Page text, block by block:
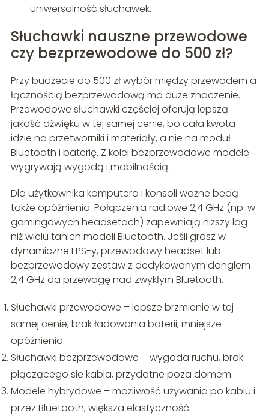
uniwersalność słuchawek.
Słuchawki nauszne przewodowe
czy bezprzewodowe do 500 zł?
Przy budżecie do 500 zł wybór między przewodem a
łącznością bezprzewodową ma duże znaczenie.
Przewodowe słuchawki częściej oferują lepszą
jakość dźwięku w tej samej cenie, bo cała kwota
idzie na przetworniki i materiały, a nie na moduł
Bluetooth i baterię. Z kolei bezprzewodowe modele
wygrywają wygodą i mobilnością.
Dla użytkownika komputera i konsoli ważne będą
także opóźnienia. Połączenia radiowe 2,4 GHz (np. w
gamingowych headsetach) zapewniają niższy lag
niż wielu tanich modeli Bluetooth. Jeśli grasz w
dynamiczne FPS-y, przewodowy headset lub
bezprzewodowy zestaw z dedykowanym donglem
2,4 GHz da przewagę nad zwykłym Bluetooth.
Słuchawki przewodowe – lepsze brzmienie w tej
samej cenie, brak ładowania baterii, mniejsze
opóźnienia.
Słuchawki bezprzewodowe – wygoda ruchu, brak
plączącego się kabla, przydatne poza domem.
Modele hybrydowe – możliwość używania po kablu i
przez Bluetooth, większa elastyczność.